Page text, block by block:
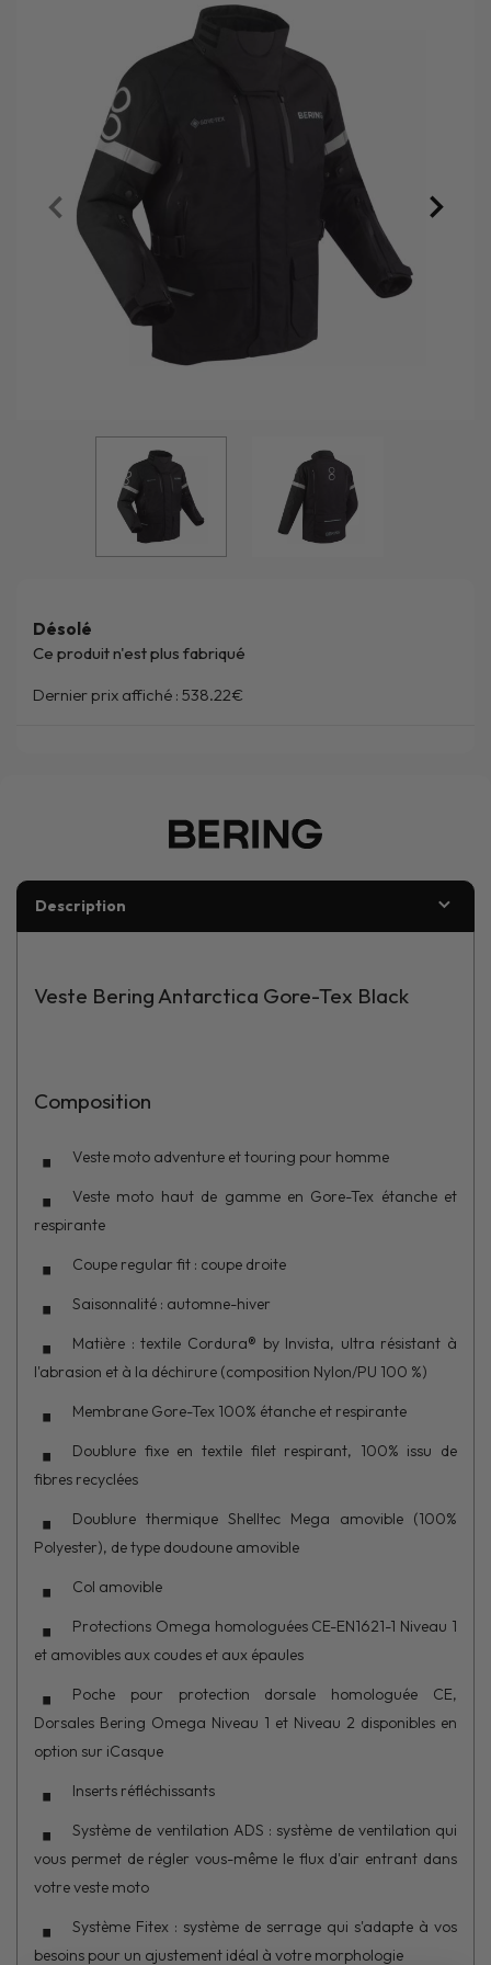
Désolé
Ce produit n'est plus fabriqué
Dernier prix affiché : 538.22€
Description
Veste Bering Antarctica Gore-Tex Black
Composition
Veste moto adventure et touring pour homme
Veste moto haut de gamme en Gore-Tex étanche et
respirante
Coupe regular fit : coupe droite
Saisonnalité : automne-hiver
Matière : textile Cordura® by Invista, ultra résistant à
l'abrasion et à la déchirure (composition Nylon/PU 100 %)
Membrane Gore-Tex 100% étanche et respirante
Doublure fixe en textile filet respirant, 100% issu de
fibres recyclées
Doublure thermique Shelltec Mega amovible (100%
Polyester), de type doudoune amovible
Col amovible
Protections Omega homologuées CE-EN1621-1 Niveau 1
et amovibles aux coudes et aux épaules
Poche pour protection dorsale homologuée CE,
Dorsales Bering Omega Niveau 1 et Niveau 2 disponibles en
option sur iCasque
Inserts réfléchissants
Système de ventilation ADS : système de ventilation qui
vous permet de régler vous-même le flux d'air entrant dans
votre veste moto
Système Fitex : système de serrage qui s'adapte à vos
besoins pour un ajustement idéal à votre morphologie